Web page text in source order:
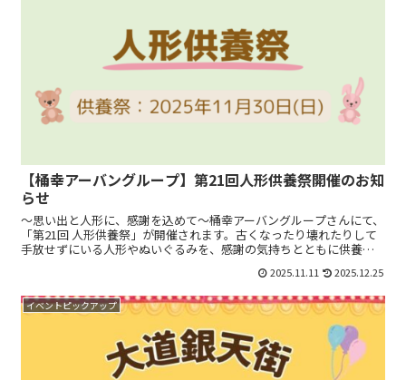
【桶幸アーバングループ】第21回人形供養祭開催のお知
らせ
～思い出と人形に、感謝を込めて～桶幸アーバングループさんにて、
「第21回 人形供養祭」が開催されます。古くなったり壊れたりして
手放せずにいる人形やぬいぐるみを、感謝の気持ちとともに供養し
2025.11.11 2025.12.25
イベントピックアップ